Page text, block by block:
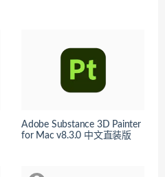
Adobe Substance 3D Painter
for Mac v8.3.0 中文直装版